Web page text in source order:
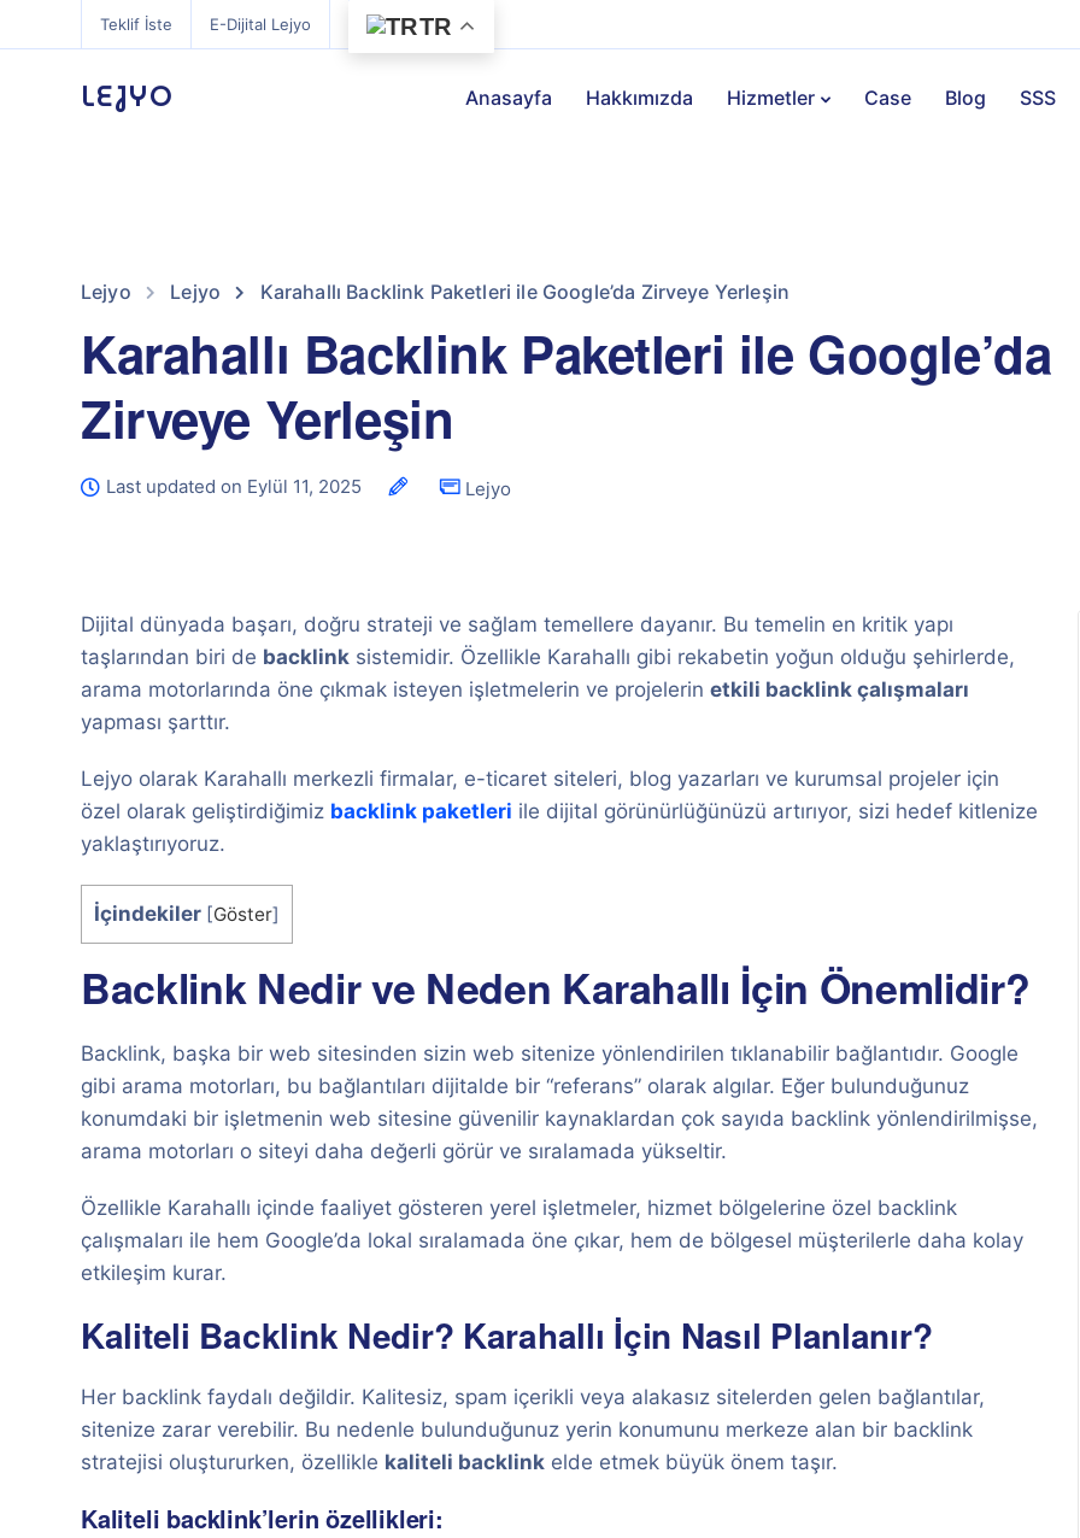
Teklif İste E-Dijital Lejyo TR
LEJYO Anasayfa Hakkımızda Hizmetler Case Blog SSS
Lejyo Lejyo Karahallı Backlink Paketleri ile Google’da Zirveye Yerleşin
Karahallı Backlink Paketleri ile Google’da
Zirveye Yerleşin
Last updated on Eylül 11, 2025 Lejyo
Dijital dünyada başarı, doğru strateji ve sağlam temellere dayanır. Bu temelin en kritik yapı
taşlarından biri de backlink sistemidir. Özellikle Karahallı gibi rekabetin yoğun olduğu şehirlerde,
arama motorlarında öne çıkmak isteyen işletmelerin ve projelerin etkili backlink çalışmaları
yapması şarttır.
Lejyo olarak Karahallı merkezli firmalar, e-ticaret siteleri, blog yazarları ve kurumsal projeler için
özel olarak geliştirdiğimiz backlink paketleri ile dijital görünürlüğünüzü artırıyor, sizi hedef kitlenize
yaklaştırıyoruz.
İçindekiler [Göster]
Backlink Nedir ve Neden Karahallı İçin Önemlidir?
Backlink, başka bir web sitesinden sizin web sitenize yönlendirilen tıklanabilir bağlantıdır. Google
gibi arama motorları, bu bağlantıları dijitalde bir “referans” olarak algılar. Eğer bulunduğunuz
konumdaki bir işletmenin web sitesine güvenilir kaynaklardan çok sayıda backlink yönlendirilmişse,
arama motorları o siteyi daha değerli görür ve sıralamada yükseltir.
Özellikle Karahallı içinde faaliyet gösteren yerel işletmeler, hizmet bölgelerine özel backlink
çalışmaları ile hem Google’da lokal sıralamada öne çıkar, hem de bölgesel müşterilerle daha kolay
etkileşim kurar.
Kaliteli Backlink Nedir? Karahallı İçin Nasıl Planlanır?
Her backlink faydalı değildir. Kalitesiz, spam içerikli veya alakasız sitelerden gelen bağlantılar,
sitenize zarar verebilir. Bu nedenle bulunduğunuz yerin konumunu merkeze alan bir backlink
stratejisi oluştururken, özellikle kaliteli backlink elde etmek büyük önem taşır.
Kaliteli backlink’lerin özellikleri: